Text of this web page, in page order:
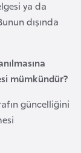
ya da
dışında
mümkündür?
güncelliğini